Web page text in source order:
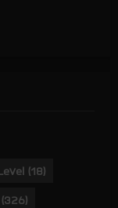
(18)
(326)